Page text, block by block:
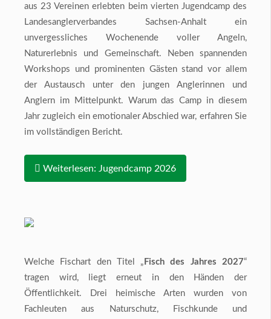
aus 23 Vereinen erlebten beim vierten Jugendcamp des
Landesanglerverbandes Sachsen-Anhalt ein
unvergessliches Wochenende voller Angeln,
Naturerlebnis und Gemeinschaft. Neben spannenden
Workshops und prominenten Gästen stand vor allem
der Austausch unter den jungen Anglerinnen und
Anglern im Mittelpunkt. Warum das Camp in diesem
Jahr zugleich ein emotionaler Abschied war, erfahren Sie
im vollständigen Bericht.
Weiterlesen: Jugendcamp 2026
Welche Fischart den Titel „ Fisch des Jahres 2027“
tragen wird, liegt erneut in den Händen der
Öffentlichkeit. Drei heimische Arten wurden von
Fachleuten aus Naturschutz, Fischkunde und